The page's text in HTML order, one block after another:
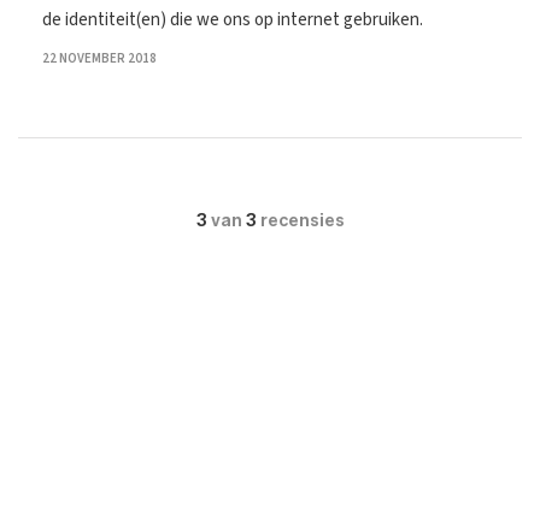
de identiteit(en) die we ons op internet gebruiken.
22 NOVEMBER 2018
3 van 3 recensies